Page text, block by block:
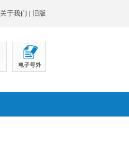
关于我们 旧版